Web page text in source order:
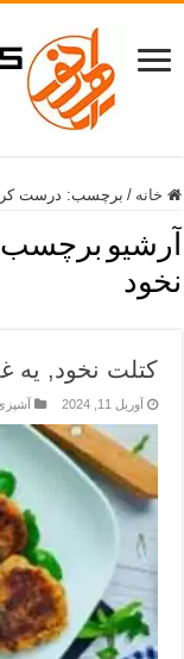
خانه / برچسب: درست
آرشیو برچسب
نخود
کتلت نخود, یه
آوریل 11, 2024